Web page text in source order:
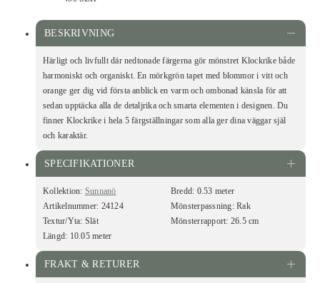
BESKRIVNING
Härligt och livfullt där nedtonade färgerna gör mönstret Klockrike både
harmoniskt och organiskt. En mörkgrön tapet med blommor i vitt och
orange ger dig vid första anblick en varm och ombonad känsla för att
sedan upptäcka alla de detaljrika och smarta elementen i designen. Du
finner Klockrike i hela 5 färgställningar som alla ger dina väggar själ
och karaktär.
SPECIFIKATIONER
Kollektion: Sunnanö Bredd: 0.53 meter
Artikelnummer: 24124 Mönsterpassning:Rak
Textur/Yta: Slät Mönsterrapport: 26.5 cm
Längd: 10.05 meter
FRAKT & RETURER